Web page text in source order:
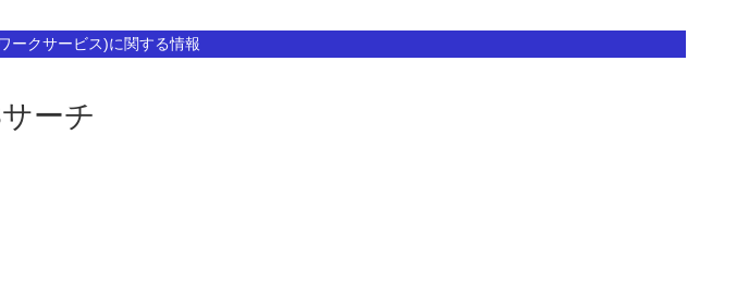
ークサービス)に関する情報
ーチ